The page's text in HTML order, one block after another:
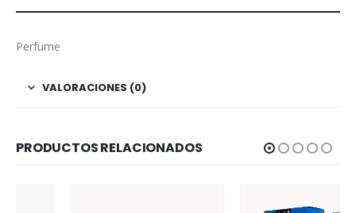
Perfume
VALORACIONES (0)
PRODUCTOS RELACIONADOS